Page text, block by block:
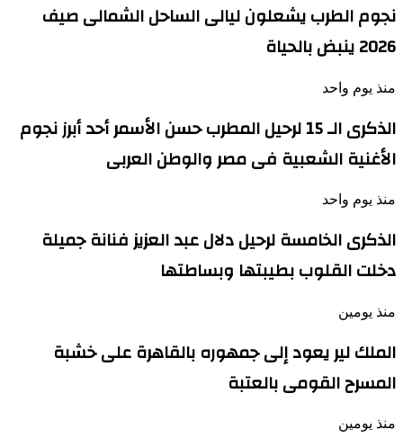
نجوم الطرب يشعلون ليالى الساحل الشمالى صيف
2026 ينبض بالحياة
منذ يوم واحد
الذكرى الـ 15 لرحيل المطرب حسن الأسمر أحد أبرز نجوم
الأغنية الشعبية فى مصر والوطن العربى
منذ يوم واحد
الذكرى الخامسة لرحيل دلال عبد العزيز فنانة جميلة
دخلت القلوب بطيبتها وبساطتها
منذ يومين
الملك لير يعود إلى جمهوره بالقاهرة على خشبة
المسرح القومى بالعتبة
منذ يومين